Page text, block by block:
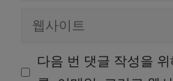
다음 번 댓글 작성을